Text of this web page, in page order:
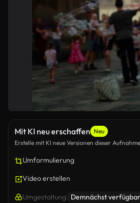
Mit KI neu erschaffen Neu
Erstelle mit KI neue Versionen dieser
Umformulierung
Video erstellen
Umgestaltung Demnächst verfügbar